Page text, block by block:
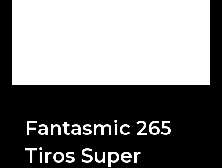
Fantasmic 265
Tiros Super